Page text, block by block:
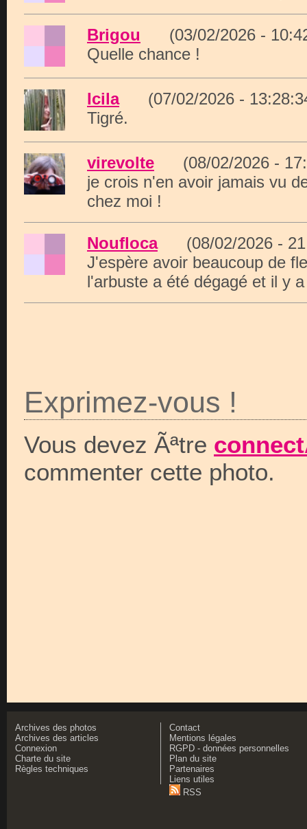
Brigou (03/02/2026 -
Quelle chance !
Icila(07/02/2026 -
Tigré.
virevolte (08/02/2026 -
je crois n'en avoir jamais vu
chez moi !
Noufloca(08/02/2026 -
J'espère avoir beaucoup de
l'arbuste a été dégagé et il y
Exprimez-vous !
Vous devez Ãªtre
commenter cette photo.
Archives des photos
Archives des articles
Connexion
Charte du site
Règles techniques
Contact
Mentions légales
RGPD - données personnelles
Plan du site
Partenaires
Liens utiles
RSS